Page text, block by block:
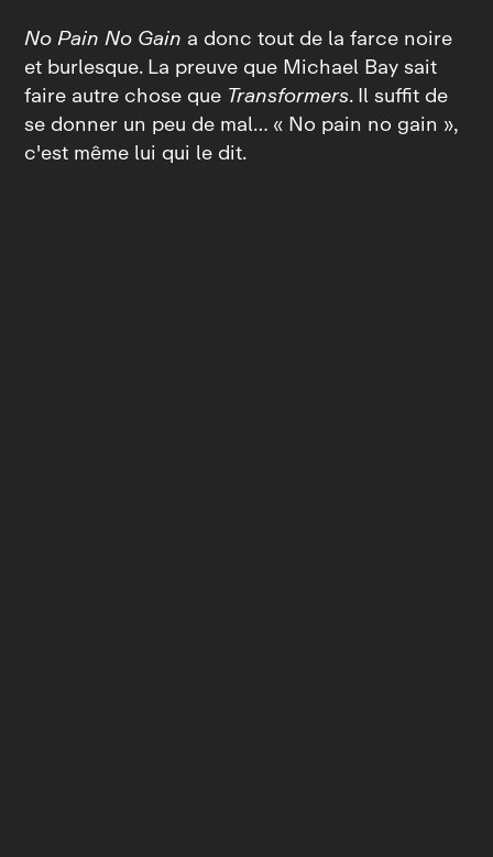
No Pain No Gain a donc tout de la farce noire
et burlesque. La preuve que Michael Bay sait
faire autre chose que Transformers. Il suffit de
se donner un peu de mal… « No pain no gain »,
c'est même lui qui le dit.